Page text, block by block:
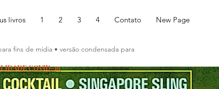
livros 1 2 3 4 Contato New Page
fins de mídia • versão condensada para
COVID-19